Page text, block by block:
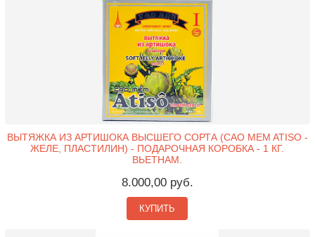
ВЫТЯЖКА ИЗ АРТИШОКА ВЫСШЕГО СОРТА (CAO MEM ATISO -
ЖЕЛЕ, ПЛАСТИЛИН) - ПОДАРОЧНАЯ КОРОБКА - 1 КГ.
ВЬЕТНАМ.
8.000,00 руб.
КУПИТЬ